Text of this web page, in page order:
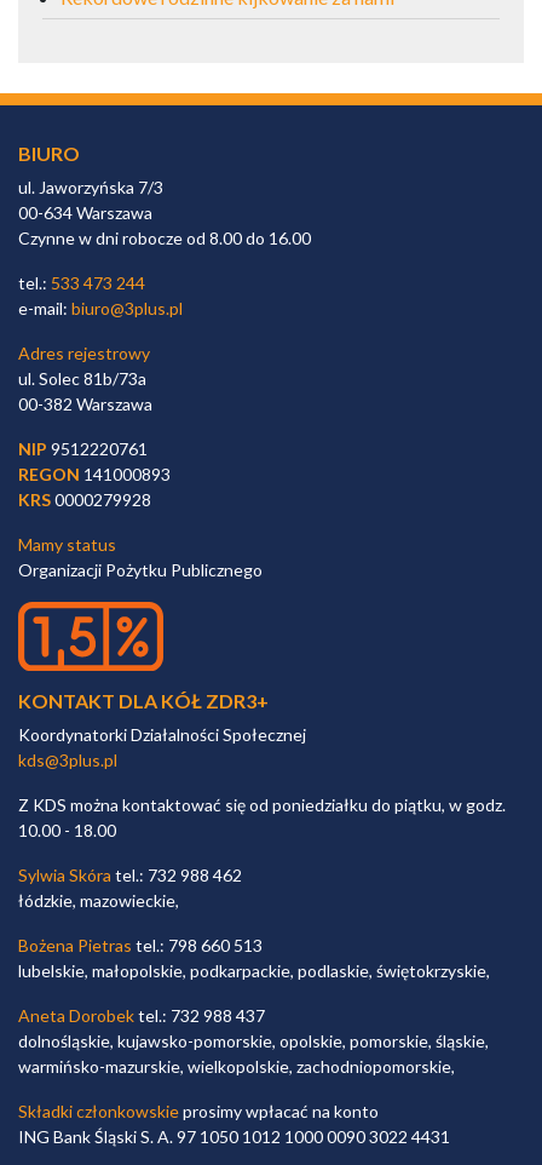
BIURO
ul. Jaworzyńska 7/3
00-634 Warszawa
Czynne w dni robocze od 8.00 do 16.00
tel.: 533 473 244
e-mail: biuro@3plus.pl
Adres rejestrowy
ul. Solec 81b/73a
00-382 Warszawa
NIP 9512220761
REGON 141000893
KRS0000279928
Mamy status
Organizacji Pożytku Publicznego
KONTAKT DLA KÓŁ ZDR3+
Koordynatorki Działalności Społecznej
kds@3plus.pl
Z KDS można kontaktować się od poniedziałku do piątku, w godz.
10.00 - 18.00
Sylwia Skóra tel.: 732 988 462
łódzkie, mazowieckie,
Bożena Pietras tel.: 798 660 513
lubelskie, małopolskie, podkarpackie, podlaskie, świętokrzyskie,
Aneta Dorobektel.: 732 988 437
dolnośląskie, kujawsko-pomorskie, opolskie, pomorskie, śląskie,
warmińsko-mazurskie, wielkopolskie, zachodniopomorskie,
Składki członkowskieprosimy wpłacać na konto
ING Bank Śląski S. A. 97 1050 1012 1000 0090 3022 4431